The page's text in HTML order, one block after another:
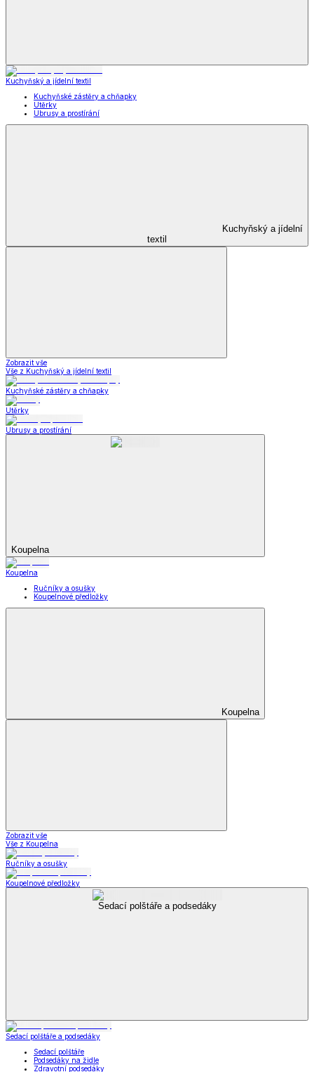
Kuchyňský a jídelní textil
Kuchyňské zástěry a chňapky
Utěrky
Ubrusy a prostírání
Kuchyňský a jídelní
textil
Zobrazit vše
Vše z Kuchyňský a jídelní textil
Kuchyňské zástěry a chňapky
Utěrky
Ubrusy a prostírání
Koupelna
Koupelna
Ručníky a osušky
Koupelnové předložky
Koupelna
Zobrazit vše
Vše z Koupelna
Ručníky a osušky
Koupelnové předložky
Sedací polštáře a podsedáky
Sedací polštáře a podsedáky
Sedací polštáře
Podsedáky na židle
Zdravotní podsedáky